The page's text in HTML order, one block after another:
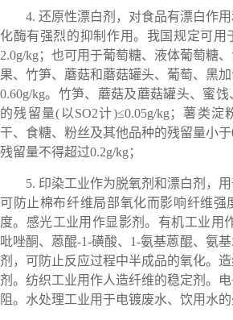
4. 还原性漂白剂，对食品有漂白作
化酶有强烈的抑制作用。我国规定可用
2.0g/kg；也可用于葡萄糖、液体葡萄糖
果、竹笋、蘑菇和蘑菇罐头、葡萄、黑
0.60g/kg。竹笋、蘑菇及蘑菇罐头、蜜
的残留量(以SO2计)≤0.05g/kg；薯类淀
干、食糖、粉丝及其他品种的残留量小
残留量不得超过0.2g/kg；
5. 印染工业作为脱氧剂和漂白剂，
可防止棉布纤维局部氧化而影响纤维强
度。感光工业用作显影剂。有机工业用
吡唑酮、蒽醌-1-磺酸、1-氨基蒽醌、氨
剂，可防止反应过程中半成品的氧化。
剂。纺织工业用作人造纤维的稳定剂。
阻。水处理工业用于电镀废水、饮用水的